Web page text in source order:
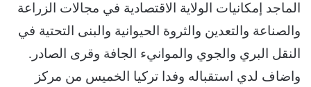
الماجد إمكانيات الولاية الاقتصادية في مجالات الزراعة
والصناعة والتعدين والثروة الحيوانية والبنى التحتية في
النقل البري والجوي والموانيء الجافة وقرى الصادر.
واضاف لدي استقباله وفدا تركيا الخميس من مركز